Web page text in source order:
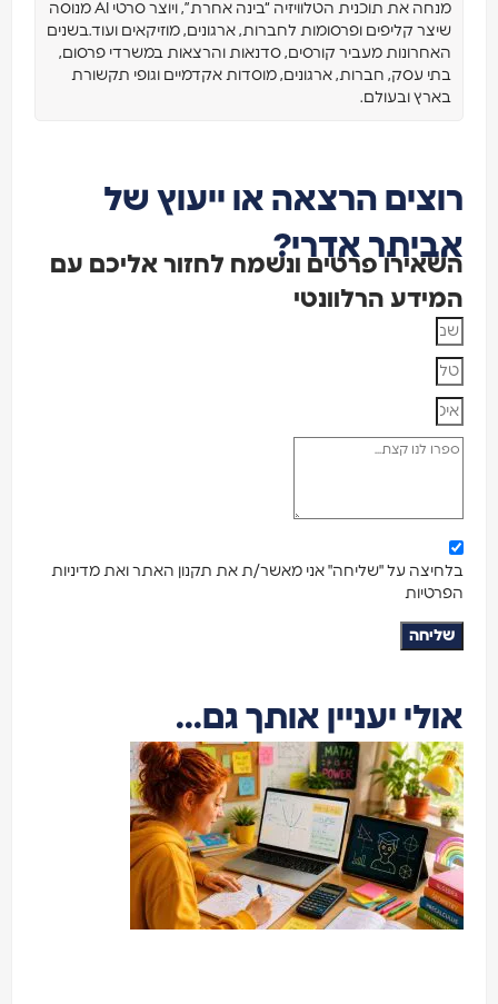
מנחה את תוכנית הטלוויזיה “בינה אחרת”, ויוצר סרטי AI מנוסה
שיצר קליפים ופרסומות לחברות, ארגונים, מוזיקאים ועוד.בשנים
האחרונות מעביר קורסים, סדנאות והרצאות במשרדי פרסום,
בתי עסק, חברות, ארגונים, מוסדות אקדמיים וגופי תקשורת
בארץ ובעולם.
רוצים הרצאה או ייעוץ של
אביתר אדרי?
השאירו פרטים ונשמח לחזור אליכם עם
המידע הרלוונטי
בלחיצה על "שליחה" אני מאשר/ת את תקנון האתר ואת מדיניות
הפרטיות
שליחה
אולי יעניין אותך גם...